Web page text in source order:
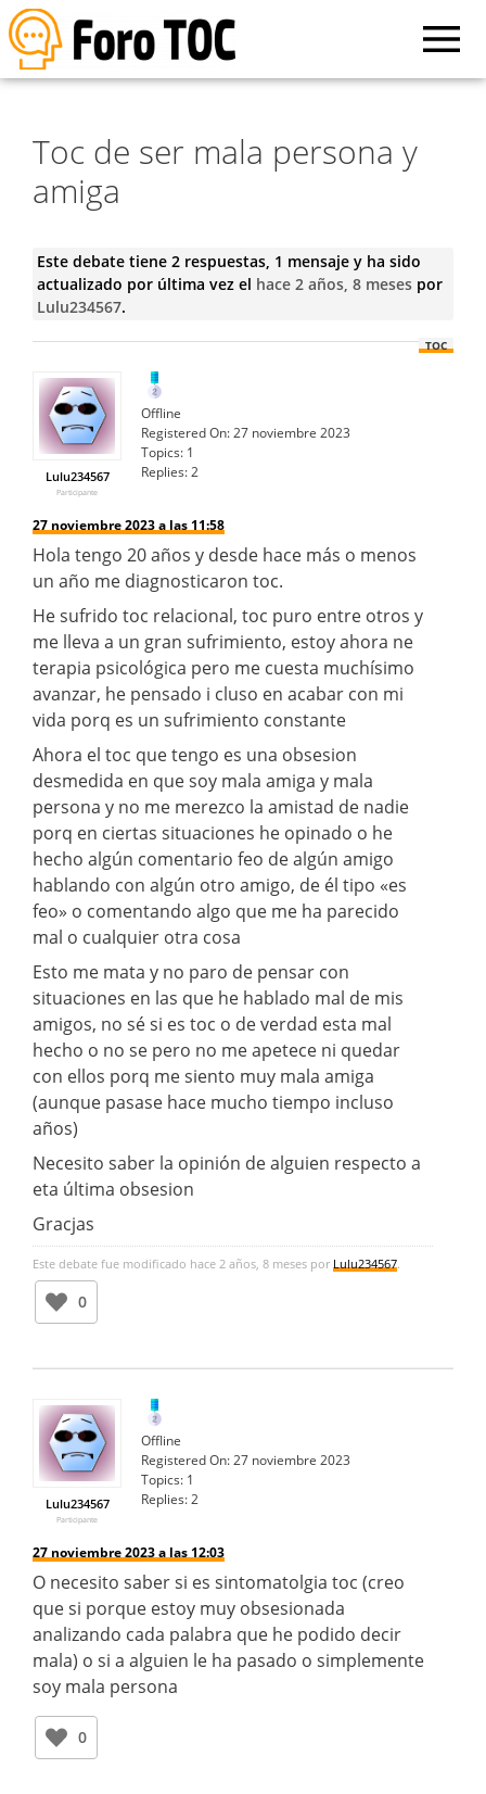
Toc de ser mala persona y
amiga
Este debate tiene 2 respuestas, 1 mensaje y ha sido
actualizado por última vez el hace 2 años, 8 mesespor
Lulu234567.
TOC
Lulu234567
Participante
Offline
Registered On:27 noviembre 2023
Topics: 1
Replies:2
27 noviembre 2023 a las 11:58
Hola tengo 20 años y desde hace más o menos
un año me diagnosticaron toc.
He sufrido toc relacional, toc puro entre otros y
me lleva a un gran sufrimiento, estoy ahora ne
terapia psicológica pero me cuesta muchísimo
avanzar, he pensado i cluso en acabar con mi
vida porq es un sufrimiento constante
Ahora el toc que tengo es una obsesion
desmedida en que soy mala amiga y mala
persona y no me merezco la amistad de nadie
porq en ciertas situaciones he opinado o he
hecho algún comentario feo de algún amigo
hablando con algún otro amigo, de él tipo «es
feo» o comentando algo que me ha parecido
mal o cualquier otra cosa
Esto me mata y no paro de pensar con
situaciones en las que he hablado mal de mis
amigos, no sé si es toc o de verdad esta mal
hecho o no se pero no me apetece ni quedar
con ellos porq me siento muy mala amiga
(aunque pasase hace mucho tiempo incluso
años)
Necesito saber la opinión de alguien respecto a
eta última obsesion
Gracjas
Este debate fue modificado hace 2 años, 8 meses por Lulu234567.
0
Lulu234567
Participante
Offline
Registered On:27 noviembre 2023
Topics: 1
Replies:2
27 noviembre 2023 a las 12:03
O necesito saber si es sintomatolgia toc (creo
que si porque estoy muy obsesionada
analizando cada palabra que he podido decir
mala) o si a alguien le ha pasado o simplemente
soy mala persona
0